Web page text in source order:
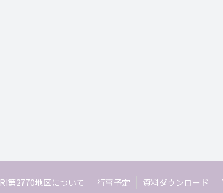
RI第2770地区について 行事予定 資料ダウンロード